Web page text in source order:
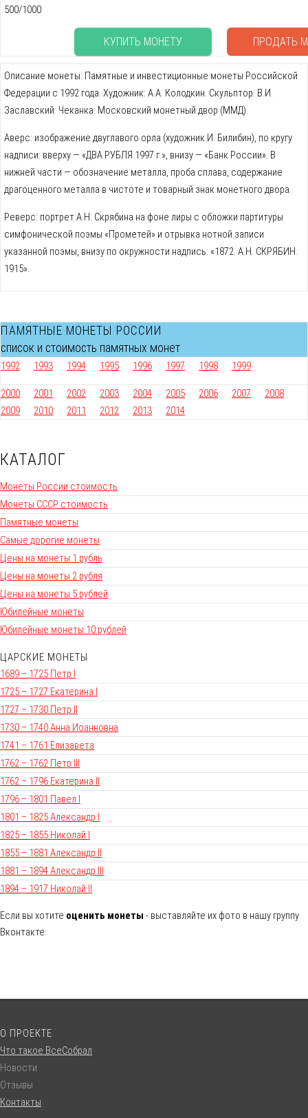
500/1000
КУПИТЬ МОНЕТУ ПРОДАТЬ
Описание монеты: Памятные и инвестиционные монеты Российской
Федерации с 1992 года. Художник: А.А. Колодкин. Скульптор: В.И.
Заславский. Чеканка: Московский монетный двор (ММД).
Аверс: изображение двуглавого орла (художник И. Билибин), по кругу
надписи: вверху — «ДВА РУБЛЯ 1997 г.», внизу — «Банк России». В
нижней части — обозначение металла, проба сплава, содержание
драгоценного металла в чистоте и товарный знак монетного двора.
Реверс: портрет А.Н. Скрябина на фоне лиры с обложки партитуры
симфонической поэмы «Прометей» и отрывка нотной записи
указанной поэмы, внизу по окружности надпись: «1872. А.Н. СКРЯБИН.
1915».
ПАМЯТНЫЕ МОНЕТЫ РОССИИ
список и стоимость памятных монет
1992 1993 1994 1995 1996 1997 1998 1999
2000 2001 2002 2003 2004 2005 2006 2007
2008
2009
2010 2011 2012 2013 2014
КАТАЛОГ
Монеты России стоимость
Монеты СССР стоимость
Памятные монеты
Самые дорогие монеты
Цены на монеты 1 рубль
Цены на монеты 2 рубля
Цены на монеты 5 рублей
Юбилейные монеты
Юбилейные монеты 10 рублей
ЦАРСКИЕ МОНЕТЫ
1689 – 1725 Петр I
1725 – 1727 Екатерина I
1727 – 1730 Петр II
1730 – 1740 Анна Иоанновна
1741 – 1761 Елизавета
1762 – 1762 Петр III
1762 – 1796 Екатерина II
1796 – 1801 Павел I
1801 – 1825 Александр I
1825 – 1855 Николай I
1855 – 1881 Александр II
1881 – 1894 Александр III
1894 – 1917 Николай II
Если вы хотите оценить монеты - выставляйте их фото в нашу группу
Вконтакте.
О ПРОЕКТЕ
Что такое ВсеСобрал
Новости
Отзывы
Контакты